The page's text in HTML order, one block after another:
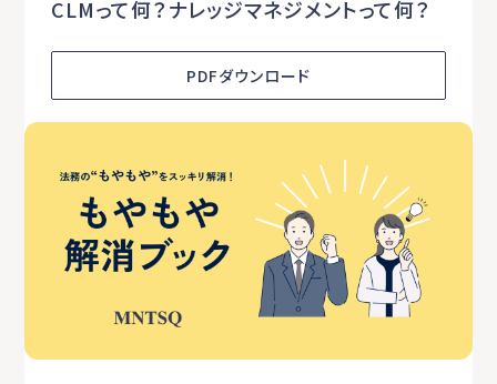
CLMって何？ナレッジマネジメントって何？
PDFダウンロード